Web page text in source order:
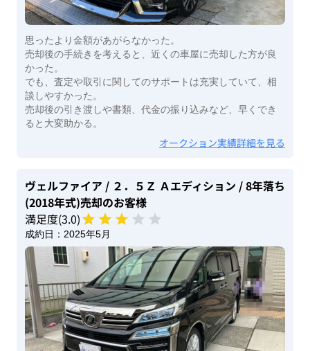
思ったより金額があがらなかった。
売却後の手続きを考えると、近くの車屋に売却した方が良
かった。
でも、査定や取引に関してのサポートは充実していて、相
談しやすかった。
売却後の引き渡しや書類、代金の振り込みなど、早くでき
ると大変助かる。
オークション実績詳細を見る
ヴェルファイア / ２．５Ｚ Ａエディション / 8年落ち
(2018年式)売却のお客様
満足度(3.0)
成約日： 2025年5月